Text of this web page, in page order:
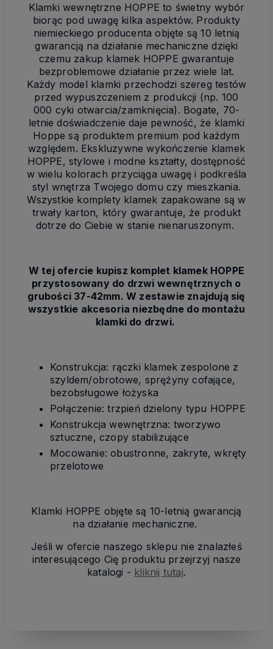
Klamki wewnętrzne HOPPE to świetny wybór
biorąc pod uwagę kilka aspektów. Produkty
niemieckiego producenta objęte są 10 letnią
gwarancją na działanie mechaniczne dzięki
czemu zakup klamek HOPPE gwarantuje
bezproblemowe działanie przez wiele lat.
Każdy model klamki przechodzi szereg testów
przed wypuszczeniem z produkcji (np. 100
000 cyki otwarcia/zamknięcia). Bogate, 70-
letnie doświadczenie daje pewność, że klamki
Hoppe są produktem premium pod każdym
względem. Ekskluzywne wykończenie klamek
HOPPE, stylowe i modne kształty, dostępność
w wielu kolorach przyciąga uwagę i podkreśla
styl wnętrza Twojego domu czy mieszkania.
Wszystkie komplety klamek zapakowane są w
trwały karton, który gwarantuje, że produkt
dotrze do Ciebie w stanie nienaruszonym.
W tej ofercie kupisz komplet klamek HOPPE
przystosowany do drzwi wewnętrznych o
grubości 37-42mm. W zestawie znajdują się
wszystkie akcesoria niezbędne do montażu
klamki do drzwi.
Konstrukcja: rączki klamek zespolone z
szyldem/obrotowe, sprężyny cofające,
bezobsługowe łożyska
Połączenie: trzpień dzielony typu HOPPE
Konstrukcja wewnętrzna: tworzywo
sztuczne, czopy stabilizujące
Mocowanie: obustronne, zakryte, wkręty
przelotowe
Klamki HOPPE objęte są 10-letnią gwarancją
na działanie mechaniczne.
Jeśli w ofercie naszego sklepu nie znalazłeś
interesującego Cię produktu przejrzyj nasze
katalogi - kliknij tutaj.